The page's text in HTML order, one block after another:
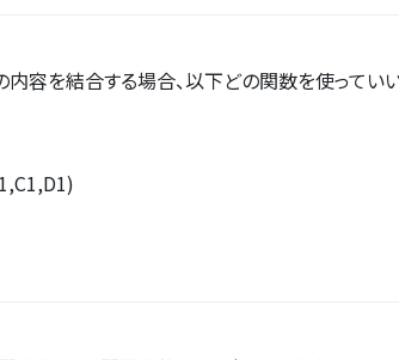
内容を結合する場合、以下どの関数を使っていい